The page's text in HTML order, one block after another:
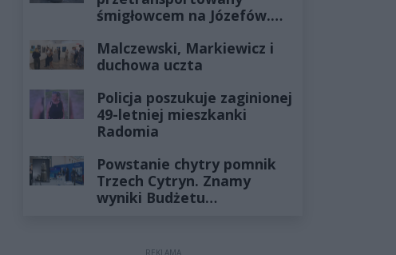
śmigłowcem na Józefów.
żyłach
Malczewski, Markiewicz i
duchowa uczta
Policja poszukuje zaginionej
49-letniej mieszkanki
Radomia
Powstanie chytry pomnik
Trzech Cytryn. Znamy
wyniki Budżetu
REKLAMA